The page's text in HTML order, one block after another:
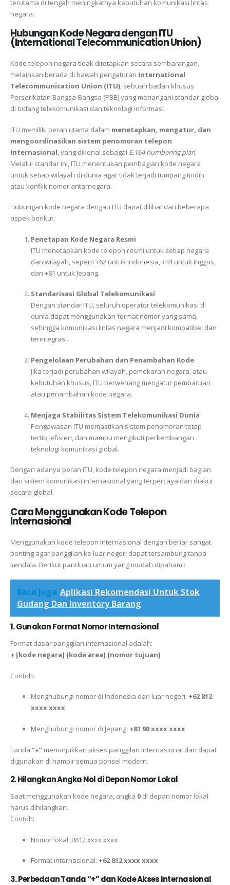
terutama di tengah meningkatnya kebutuhan komunikasi lintas
negara.
Hubungan Kode Negara dengan ITU
(International Telecommunication Union)
Kode telepon negara tidak ditetapkan secara sembarangan,
melainkan berada di bawah pengaturan International
Telecommunication Union (ITU), sebuah badan khusus
Perserikatan Bangsa-Bangsa (PBB) yang menangani standar global
di bidang telekomunikasi dan teknologi informasi.
ITU memiliki peran utama dalam menetapkan, mengatur, dan
mengoordinasikan sistem penomoran telepon
internasional, yang dikenal sebagai E.164 numbering plan.
Melalui standar ini, ITU menentukan pembagian kode negara
untuk setiap wilayah di dunia agar tidak terjadi tumpang tindih
atau konflik nomor antarnegara.
Hubungan kode negara dengan ITU dapat dilihat dari beberapa
aspek berikut:
Penetapan Kode Negara Resmi
ITU menetapkan kode telepon resmi untuk setiap negara
dan wilayah, seperti +62 untuk Indonesia, +44 untuk Inggris,
dan +81 untuk Jepang.
Standarisasi Global Telekomunikasi
Dengan standar ITU, seluruh operator telekomunikasi di
dunia dapat menggunakan format nomor yang sama,
sehingga komunikasi lintas negara menjadi kompatibel dan
terintegrasi.
Pengelolaan Perubahan dan Penambahan Kode
Jika terjadi perubahan wilayah, pemekaran negara, atau
kebutuhan khusus, ITU berwenang mengatur pembaruan
atau penambahan kode negara.
Menjaga Stabilitas Sistem Telekomunikasi Dunia
Pengawasan ITU memastikan sistem penomoran tetap
tertib, efisien, dan mampu mengikuti perkembangan
teknologi komunikasi global.
Dengan adanya peran ITU, kode telepon negara menjadi bagian
dari sistem komunikasi internasional yang terpercaya dan diakui
secara global.
Cara Menggunakan Kode Telepon
Internasional
Menggunakan kode telepon internasional dengan benar sangat
penting agar panggilan ke luar negeri dapat tersambung tanpa
kendala. Berikut panduan umum yang mudah dipahami:
Baca Juga Aplikasi Rekomendasi Untuk Stok
Gudang Dan Inventory Barang
1. Gunakan Format Nomor Internasional
Format dasar panggilan internasional adalah:
+ [kode negara] [kode area] [nomor tujuan]
Contoh:
Menghubungi nomor di Indonesia dari luar negeri: +62 812
xxxx xxxx
Menghubungi nomor di Jepang: +81 90 xxxx xxxx
Tanda “+” menunjukkan akses panggilan internasional dan dapat
digunakan di hampir semua ponsel modern.
2. Hilangkan Angka Nol di Depan Nomor Lokal
Saat menggunakan kode negara, angka 0 di depan nomor lokal
harus dihilangkan.
Contoh:
Nomor lokal: 0812 xxxx xxxx
Format internasional: +62 812 xxxx xxxx
3. Perbedaan Tanda “+” dan Kode Akses Internasional